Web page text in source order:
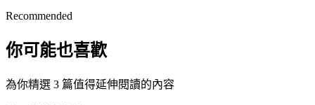
Recommended
你可能也喜歡
為你精選 3 篇值得延伸閱讀的內容